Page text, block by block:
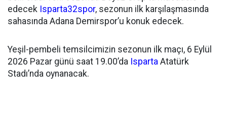
edecek Isparta32spor, sezonun ilk karşılaşmasında
sahasında Adana Demirspor’u konuk edecek.
Yeşil-pembeli temsilcimizin sezonun ilk maçı, 6 Eylül
2026 Pazar günü saat 19.00’da Isparta Atatürk
Stadı’nda oynanacak.